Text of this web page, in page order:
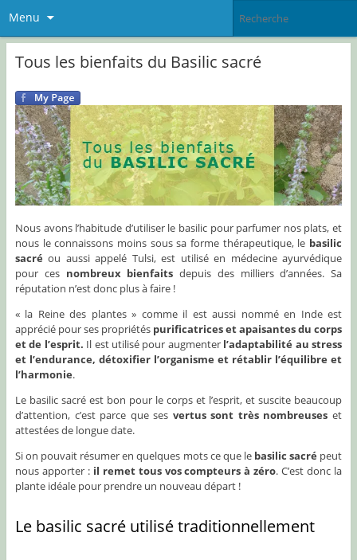
Menu
Tous les bienfaits du Basilic sacré
Nous avons l’habitude d’utiliser le basilic pour parfumer nos plats, et
nous le connaissons moins sous sa forme thérapeutique, le basilic
sacré ou aussi appelé Tulsi, est utilisé en médecine ayurvédique
pour ces nombreux bienfaits depuis des milliers d’années. Sa
réputation n’est donc plus à faire !
« la Reine des plantes » comme il est aussi nommé en Inde est
apprécié pour ses propriétés purificatrices et apaisantes du corps
et de l’esprit. Il est utilisé pour augmenter l’adaptabilité au stress
et l’endurance, détoxifier l’organisme et rétablir l’équilibre et
l’harmonie.
Le basilic sacré est bon pour le corps et l’esprit, et suscite beaucoup
d’attention, c’est parce que ses vertus sont très nombreuses et
attestées de longue date.
Si on pouvait résumer en quelques mots ce que le basilic sacré peut
nous apporter : il remet tous vos compteurs à zéro. C’est donc la
plante idéale pour prendre un nouveau départ !
Le basilic sacré utilisé traditionnellement